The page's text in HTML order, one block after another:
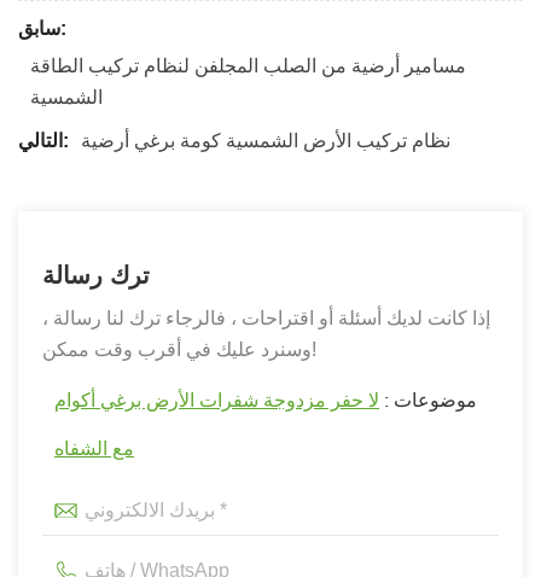
سابق:
مسامير أرضية من الصلب المجلفن لنظام تركيب الطاقة
الشمسية
التالي: نظام تركيب الأرض الشمسية كومة برغي أرضية
ترك رسالة
إذا كانت لديك أسئلة أو اقتراحات ، فالرجاء ترك لنا رسالة ،
وسنرد عليك في أقرب وقت ممكن!
موضوعات : لا حفر مزدوجة شفرات الأرض برغي أكوام
مع الشفاه